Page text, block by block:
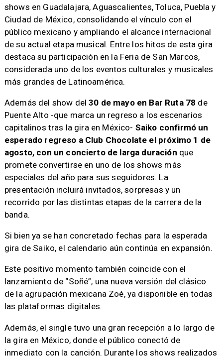
shows en Guadalajara, Aguascalientes, Toluca, Puebla y
Ciudad de México, consolidando el vínculo con el
público mexicano y ampliando el alcance internacional
de su actual etapa musical. Entre los hitos de esta gira
destaca su participación en la Feria de San Marcos,
considerada uno de los eventos culturales y musicales
más grandes de Latinoamérica.
Además del show del30 de mayo en Bar Ruta 78 de
Puente Alto -que marca un regreso a los escenarios
capitalinos tras la gira en México- Saiko confirmó un
esperado regreso a Club Chocolate el próximo 1 de
agosto, con un concierto de larga duración que
promete convertirse en uno de los shows más
especiales del año para sus seguidores. La
presentación incluirá invitados, sorpresas y un
recorrido por las distintas etapas de la carrera de la
banda.
Si bien ya se han concretado fechas para la esperada
gira de Saiko, el calendario aún continúa en expansión.
Este positivo momento también coincide con el
lanzamiento de “Soñé”, una nueva versión del clásico
de la agrupación mexicana Zoé, ya disponible en todas
las plataformas digitales.
Además, el single tuvo una gran recepción a lo largo de
la gira en México, donde el público conectó de
inmediato con la canción. Durante los shows realizados